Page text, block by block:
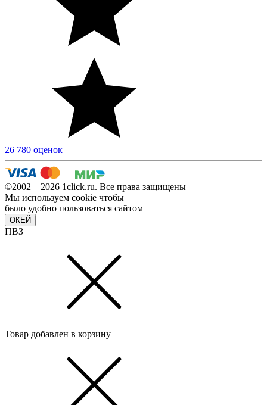
26 780 оценок
©2002—2026 1сlick.ru. Все права защищены
Мы используем cookie чтобы
было удобно пользоваться сайтом
ОКЕЙ
ПВЗ
Товар добавлен в корзину